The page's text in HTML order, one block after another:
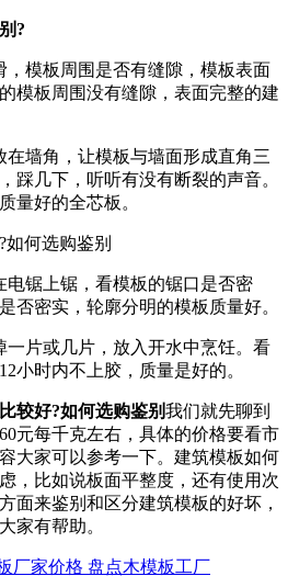
?
，模板周围是否有缝隙，模板表面
模板周围没有缝隙，表面完整的建
在墙角，让模板与墙面形成直角三
踩几下，听听有没有断裂的声音。
量好的全芯板。
电锯上锯，看模板的锯口是否密
否密实，轮廓分明的模板质量好。
一片或几片，放入开水中烹饪。看
小时内不上胶，质量是好的。
较好?如何选购鉴别我们就先聊到
元每千克左右，具体的价格要看市
大家可以参考一下。建筑模板如何
，比如说板面平整度，还有使用次
面来鉴别和区分建筑模板的好坏，
家有帮助。
厂家价格 盘点木模板工厂